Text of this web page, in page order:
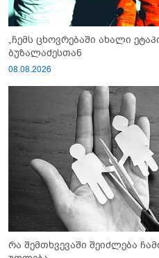
„ჩემს ცხოვრებაში ახალი
ბუზალაძესთან
08.08.2026
რა შემთხვევაში შეიძლება